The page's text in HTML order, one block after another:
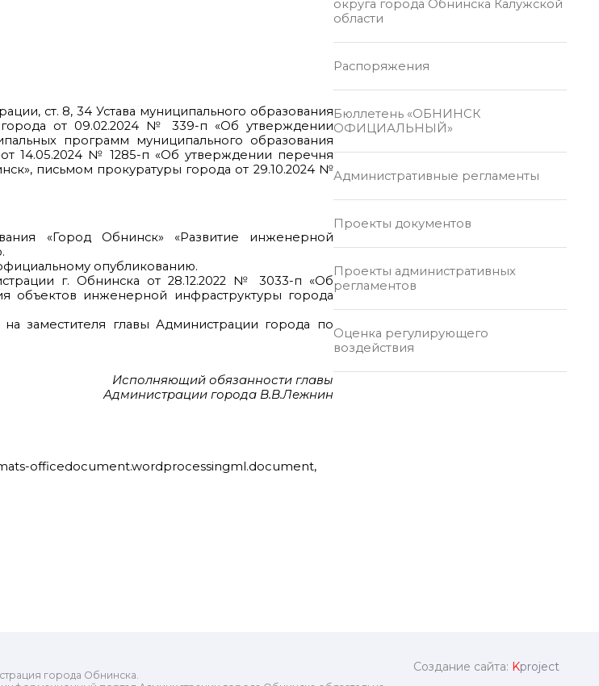
ст. 8, 34 Устава муниципального образования
города от 09.02.2024 № 339-п «Об утверждении
программ муниципального образования
14.05.2024 № 1285-п «Об утверждении перечня
письмом прокуратуры города от 29.10.2024 №
«Город Обнинск» «Развитие инженерной
опубликованию.
г. Обнинска от 28.12.2022 № 3033-п «Об
объектов инженерной инфраструктуры города
заместителя главы Администрации города по
Исполняющий обязанности главы
Администрации города В.В.Лежнин
officedocument.wordprocessingml.document,
округа города Обнинска Калужской
области
Распоряжения
Бюллетень «ОБНИНСК
ОФИЦИАЛЬНЫЙ»
Административные регламенты
Проекты документов
Проекты административных
регламентов
Оценка регулирующего
воздействия
города Обнинска.
Создание сайта: Kproject